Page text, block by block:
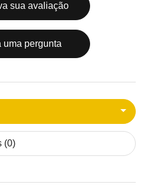
sua avaliação
uma pergunta
(0)